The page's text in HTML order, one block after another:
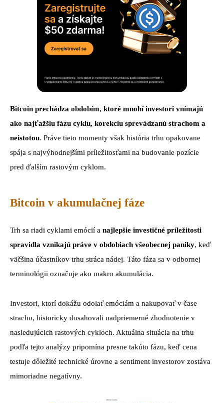
Bitcoin prechádza obdobím, ktoré mnohí investori vnímajú
ako najťažšiu fázu cyklu, korekciu sprevádzanú strachom a
neistotou. Práve tieto momenty však história trhu opakovane
spája s najvýhodnejšími príležitosťami na budovanie pozície
pred ďalším rastovým cyklom.
Bitcoin v akumulačnej fáze
Trh sa riadi cyklami emócií a najlepšie investičné príležitosti
spravidla vznikajú práve v obdobiach všeobecnej paniky, keď
väčšina účastníkov trhu stráca nádej. Táto fáza sa v odbornej
terminológii označuje ako makro akumulácia.
Investori, ktorí dokážu odolať emóciám a nakupovať v čase
strachu, historicky dosahovali nadpriemerné zhodnotenie v
nasledujúcich rastových cykloch. Aktuálna situácia na trhu
podľa tejto analýzy pripomína presne takúto fázu, keď cena
testuje dôležité technické úrovne a sentiment investorov zostáva
mimoriadne negatívny.